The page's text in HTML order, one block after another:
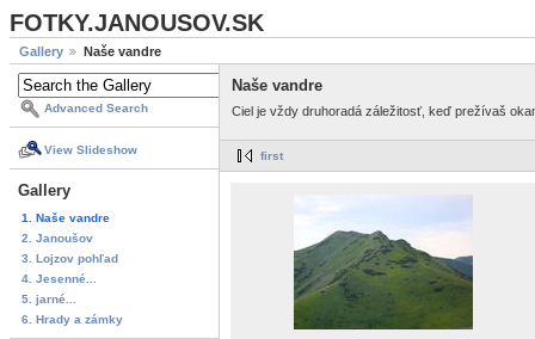
FOTKY.JANOUSOV.SK
Gallery Naše vandre
Advanced Search
View Slideshow
Gallery
1. Naše vandre
2. Janoušov
3. Lojzov pohľad
4. Jesenné...
5. jarné...
6. Hrady a zámky
Naše vandre
Ciel je vždy druhoradá záležitosť, keď prežívaš
first